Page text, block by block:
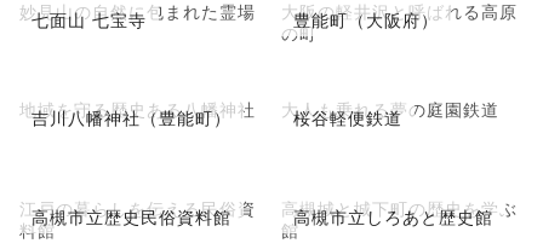
七面山 七宝寺
妙見山の自然に包まれた霊場 豊能町（大阪府）
大阪の軽井沢と呼ばれる高原
の町
吉川八幡神社（豊能町）
地域を守る歴史ある八幡神社 桜谷軽便鉄道
大人も乗れる夢の庭園鉄道
高槻市立歴史民俗資料館
江戸の暮らしを伝える民俗資
料館
高槻市立しろあと歴史館
高槻城と城下町の歴史を学ぶ
館